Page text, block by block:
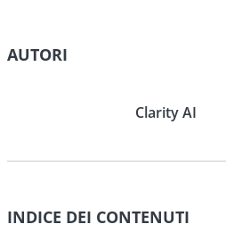
AUTORI
Clarity AI
INDICE DEI CONTENUTI